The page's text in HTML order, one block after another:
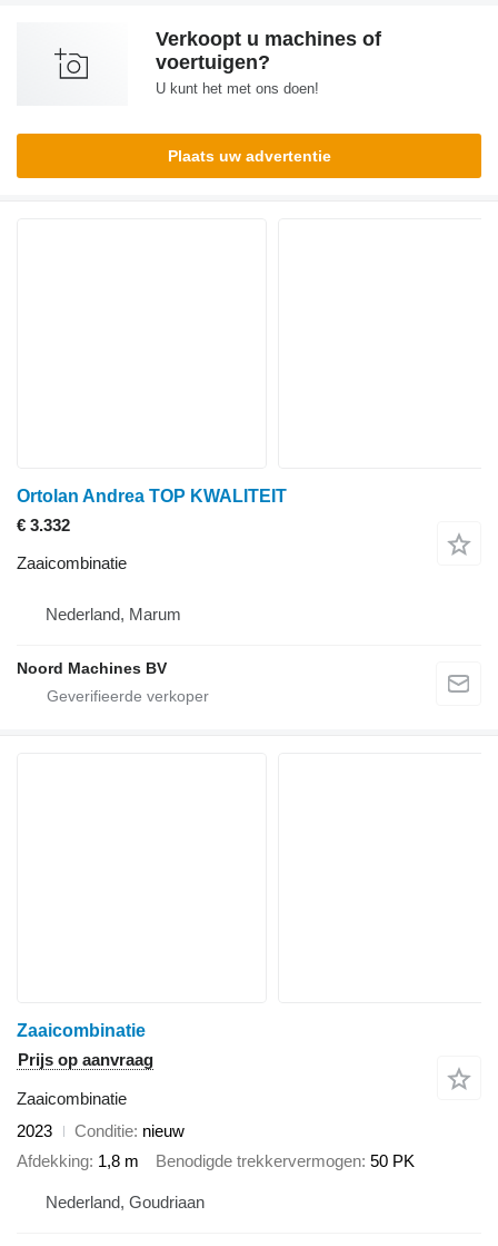
Verkoopt u machines of
voertuigen?
U kunt het met ons doen!
Plaats uw advertentie
Ortolan Andrea TOP KWALITEIT
€ 3.332
Zaaicombinatie
Nederland, Marum
Noord Machines BV
Zaaicombinatie
Prijs op aanvraag
Zaaicombinatie
2023
Conditie nieuw
Afdekking 1,8 m Benodigde trekkervermogen 50 PK
Nederland, Goudriaan